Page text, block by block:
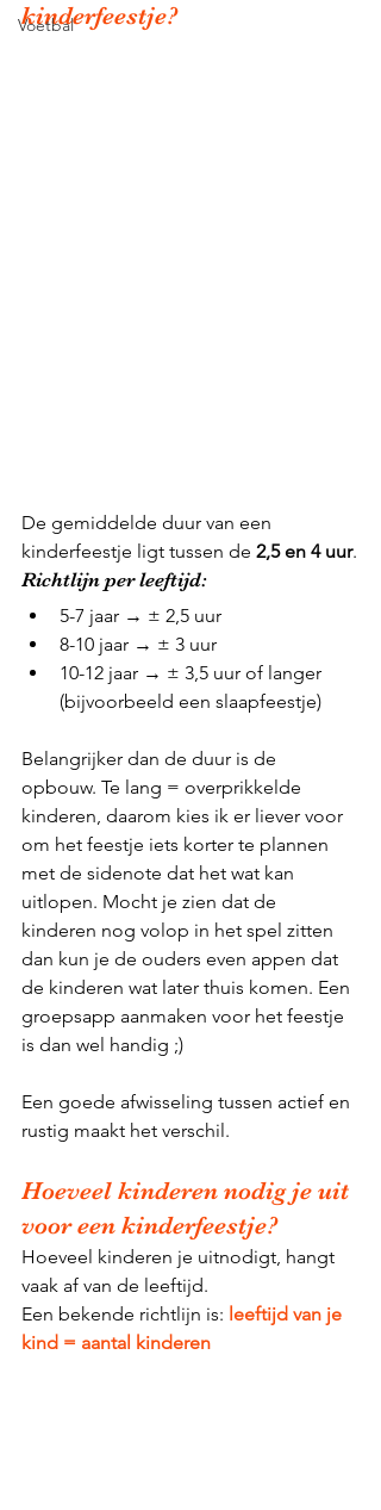
Voetbal
kinderfeestje?
De gemiddelde duur van een
kinderfeestje ligt tussen de 2,5 en 4 uur.
Richtlijn per leeftijd:
5-7 jaar → ± 2,5 uur
8-10 jaar → ± 3 uur
10-12 jaar → ± 3,5 uur of langer
(bijvoorbeeld een slaapfeestje)
Belangrijker dan de duur is de
opbouw. Te lang = overprikkelde
kinderen, daarom kies ik er liever voor
om het feestje iets korter te plannen
met de sidenote dat het wat kan
uitlopen. Mocht je zien dat de
kinderen nog volop in het spel zitten
dan kun je de ouders even appen dat
de kinderen wat later thuis komen. Een
groepsapp aanmaken voor het feestje
is dan wel handig ;)
Een goede afwisseling tussen actief en
rustig maakt het verschil.
Hoeveel kinderen nodig je uit
voor een kinderfeestje?
Hoeveel kinderen je uitnodigt, hangt
vaak af van de leeftijd.
Een bekende richtlijn is: leeftijd van je
kind = aantal kinderen